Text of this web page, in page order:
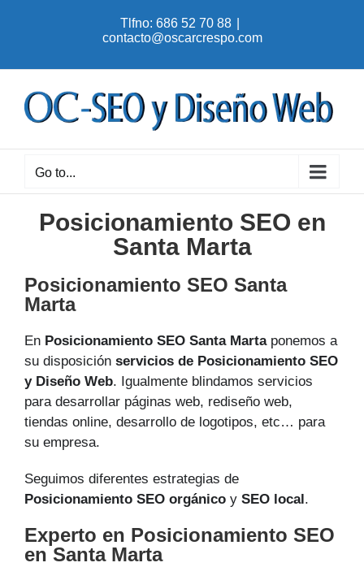
Tlfno: 686 52 70 88
contacto@oscarcrespo.com
Go to...
Posicionamiento SEO en
Santa Marta
Posicionamiento SEO Santa
Marta
En Posicionamiento SEO Santa Martaponemos a
su disposición servicios de Posicionamiento SEO
y Diseño Web. Igualmente blindamos servicios
para desarrollar páginas web, rediseño web,
tiendas online, desarrollo de logotipos, etc… para
su empresa.
Seguimos diferentes estrategias de
Posicionamiento SEO orgánico y SEO local .
Experto en Posicionamiento SEO
en Santa Marta